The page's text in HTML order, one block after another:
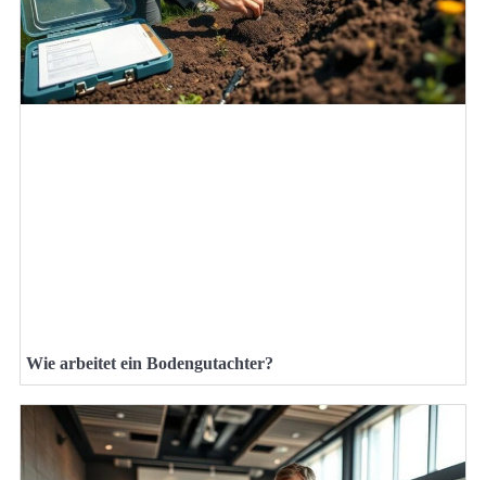
Wie arbeitet ein Bodengutachter?